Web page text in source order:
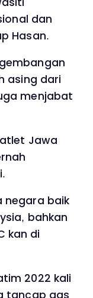
dan
Hasan.
asing dari
menjabat
Jawa
negara baik
bahkan
kan di
2022 kali
tancap gas